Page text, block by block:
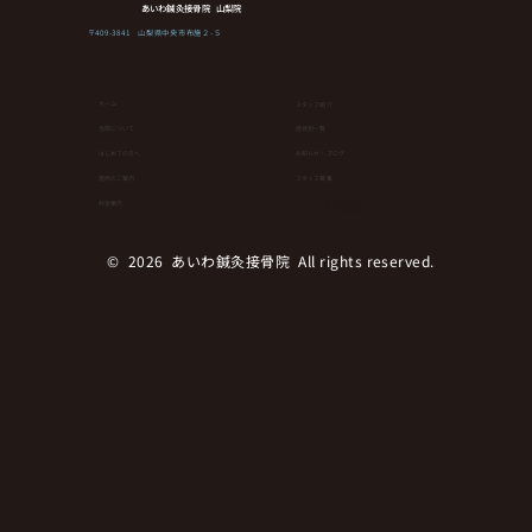
野において高い効果が実証されております。 今
回当院で導入予定のレーザー治療器はその最新
導入されているのみです。従来機種（PX）と比
べて深達度が高く高精度であり、体内での受光
量が多いのが特徴です。 対応疾患 慢性・急性
症状共に効果的で頭痛・耳鳴り難聴・頚椎症・
腱鞘炎・頚肩腕症候
あいわ鍼灸接骨院 山梨院
〒409-3841 山梨県中央市布施２-５
ホーム
はじめての方へ
⁨⁩施術のご案内
料金案内
スタッフ紹介
症状別一覧
お知らせ・ブログ
スタッフ募集
© 2026 あいわ鍼灸接骨院 All rights reserved.︎